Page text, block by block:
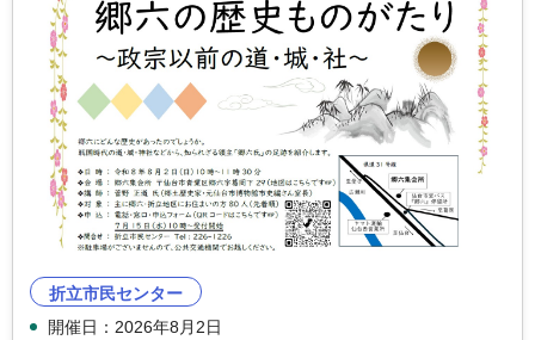
折立市民センター
開催日：2026年8月2日